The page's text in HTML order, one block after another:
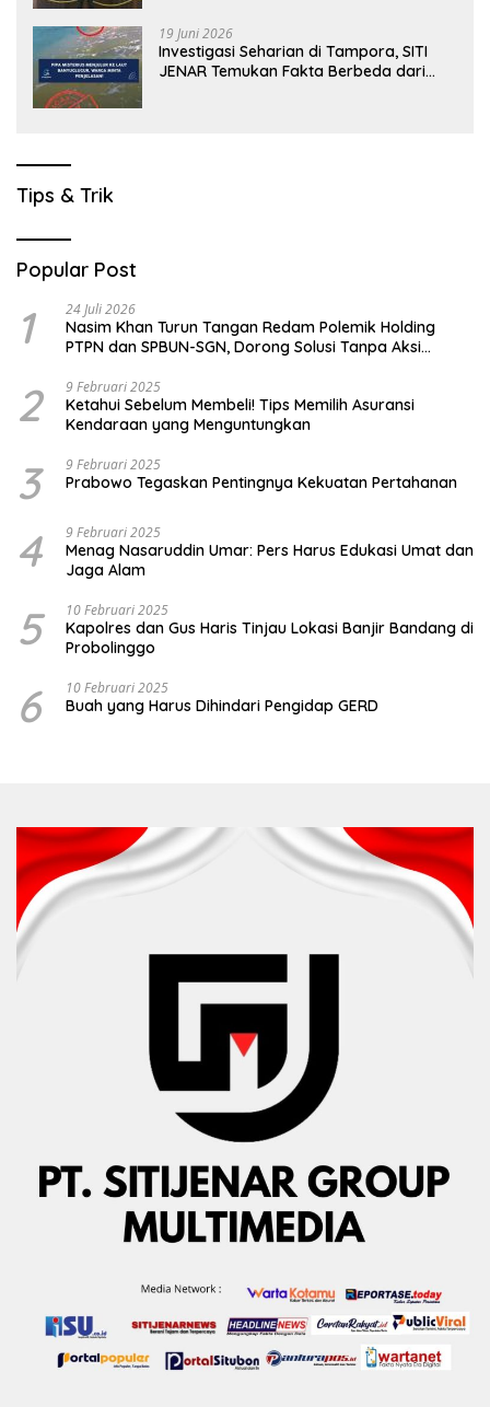
19 Juni 2026
Investigasi Seharian di Tampora, SITI
JENAR Temukan Fakta Berbeda dari
Tips & Trik
Popular Post
1 24 Juli 2026
Nasim Khan Turun Tangan Redam Polemik Holding
PTPN dan SPBUN-SGN, Dorong Solusi Tanpa Aksi
2 9 Februari 2025
Ketahui Sebelum Membeli! Tips Memilih Asuransi
Kendaraan yang Menguntungkan
3 9 Februari 2025
Prabowo Tegaskan Pentingnya Kekuatan Pertahanan
4 9 Februari 2025
Menag Nasaruddin Umar: Pers Harus Edukasi Umat dan
Jaga Alam
5 10 Februari 2025
Kapolres dan Gus Haris Tinjau Lokasi Banjir Bandang di
Probolinggo
6 10 Februari 2025
Buah yang Harus Dihindari Pengidap GERD